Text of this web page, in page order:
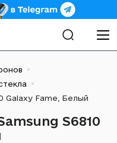
Galaxy Fame, Белый
S6810